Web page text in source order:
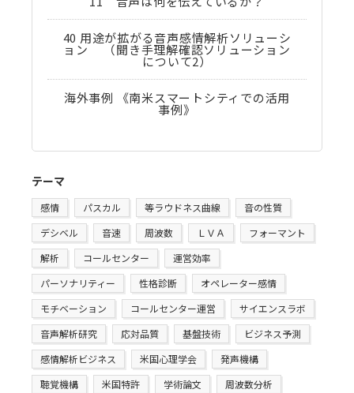
40 用途が拡がる音声感情解析ソリューシ
ョン （聞き手理解確認ソリューション
について2）
海外事例 《南米スマートシティでの活用
事例》
テーマ
感情 パスカル 等ラウドネス曲線
音の性質
デシベル
音速 周波数 ＬＶＡ
フォーマント
解析
コールセンター
運営効率
パーソナリティー
性格診断
オペレーター感情
モチベーション
コールセンター運営
サイエンスラボ
音声解析研究
応対品質 基盤技術
ビジネス予測
感情解析ビジネス
米国心理学会
発声機構
聴覚機構
米国特許 学術論文
周波数分析